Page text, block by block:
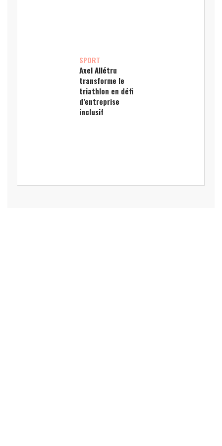
SPORT
Axel Allétru
transforme le
triathlon en défi
d’entreprise
inclusif